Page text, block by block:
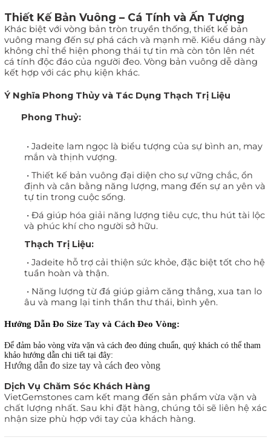
Thiết Kế Bản Vuông – Cá Tính và Ấn Tượng
Khác biệt với vòng bản tròn truyền thống, thiết kế bản
vuông mang đến sự phá cách và mạnh mẽ. Kiểu dáng này
không chỉ thể hiện phong thái tự tin mà còn tôn lên nét
cá tính độc đáo của người đeo. Vòng bản vuông dễ dàng
kết hợp với các phụ kiện khác.
Ý Nghĩa Phong Thủy và Tác Dụng Thạch Trị Liệu
Phong Thuỷ:
• Jadeite lam ngọc là biểu tượng của sự bình an, may
mắn và thịnh vượng.
• Thiết kế bản vuông đại diện cho sự vững chắc, ổn
định và cân bằng năng lượng, mang đến sự an yên và
tự tin trong cuộc sống.
• Đá giúp hóa giải năng lượng tiêu cực, thu hút tài lộc
và phúc khí cho người sở hữu.
Thạch Trị Liệu:
• Jadeite hỗ trợ cải thiện sức khỏe, đặc biệt tốt cho hệ
tuần hoàn và thận.
• Năng lượng từ đá giúp giảm căng thẳng, xua tan lo
âu và mang lại tinh thần thư thái, bình yên.
Hướng Dẫn Đo Size Tay và Cách Đeo Vòng:
Để đảm bảo vòng vừa vặn và cách đeo đúng chuẩn, quý khách có thể tham
khảo hướng dẫn chi tiết tại đây:
Hướng dẫn đo size tay và cách đeo vòng
Dịch Vụ Chăm Sóc Khách Hàng
VietGemstones cam kết mang đến sản phẩm vừa vặn và
chất lượng nhất. Sau khi đặt hàng, chúng tôi sẽ liên hệ xác
nhận size phù hợp với tay của khách hàng.